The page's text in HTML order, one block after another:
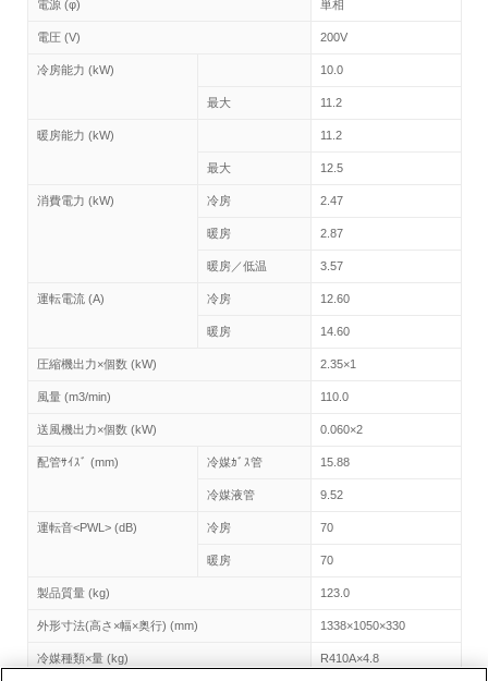
電源 (φ) 単相
電圧 (V) 200V
冷房能力 (kW) 10.0
最大 11.2
暖房能力 (kW) 11.2
最大 12.5
消費電力 (kW) 冷房 2.47
暖房 2.87
暖房／低温 3.57
運転電流 (A) 冷房 12.60
暖房 14.60
圧縮機出力×個数 (kW) 2.35×1
風量 (m3/min) 110.0
送風機出力×個数 (kW) 0.060×2
配管ｻｲｽﾞ (mm) 冷媒ｶﾞｽ管 15.88
冷媒液管 9.52
運転音<PWL> (dB) 冷房 70
暖房 70
製品質量 (kg) 123.0
外形寸法(高さ×幅×奥行) (mm) 1338×1050×330
冷媒種類×量 (kg) R410A×4.8